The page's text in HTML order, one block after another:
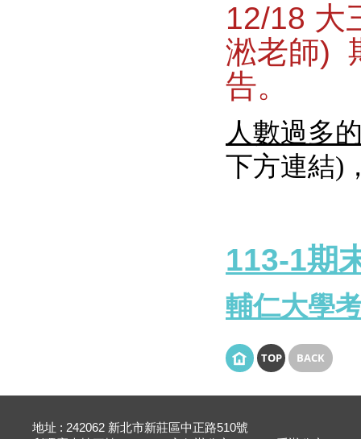
12/18 大
淞老師)
告。
人數過多
下方連結)
113-1期
輔仁大學
TOP BACK
地址 : 242062 新北市新莊區中正路510號